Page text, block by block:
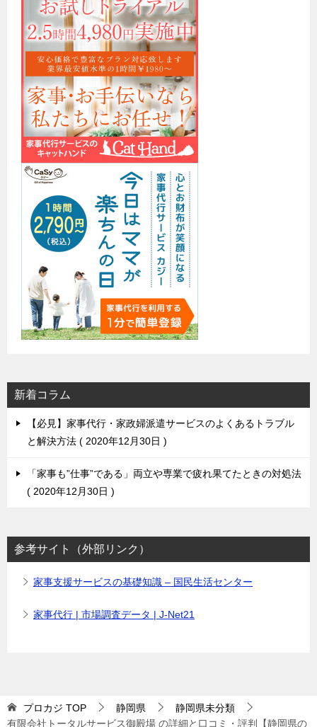
新着コラム
【必見】家事代行・家政婦派遣サービスのよくあるトラブル
と解決方法
2020年12月30日
「家事も”仕事”である」両立や専業で疲れ果てたときの対処法
2020年12月30日
参考サイト（外部リンク）
家事支援サービスの基礎知識 – 国民生活センター
家事代行 | 市場調査データ | J-Net21
プロカジ TOP 静岡県
静岡県未分類
有限会社トータルサービス御殿場 の詳細と口コミ・評判【静岡県の